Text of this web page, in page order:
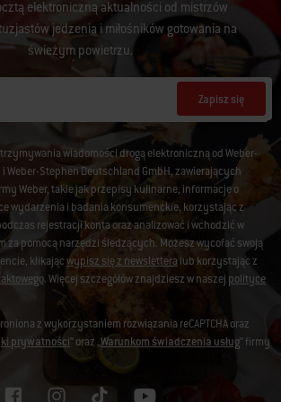
elektroniczną aktualności od mistrzów
jedzenia i miłośników gotowania na
świeżym powietrzu.
Zapisz się
wiadomości drogą elektroniczną od Weber-
i Weber-Stephen Deutschland GmbH, zawierających
Weber, takie jak przepisy kulinarne, informacje o
wydarzenia i badania konsumenckie, korzystając z
rejestracji konta oraz analizować i wchodzić w
za pomocą narzędzi śledzących. Możesz wycofać swoją
klikającwypisz się z newslettera lub korzystając z
. Więcej szczegółów znajdziesz w naszej polityce
z wykorzystaniem rozwiązania reCAPTCHA oraz
prywatności” oraz „Warunkom świadczenia usług” firmy